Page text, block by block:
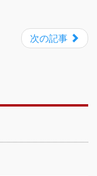
次の記事